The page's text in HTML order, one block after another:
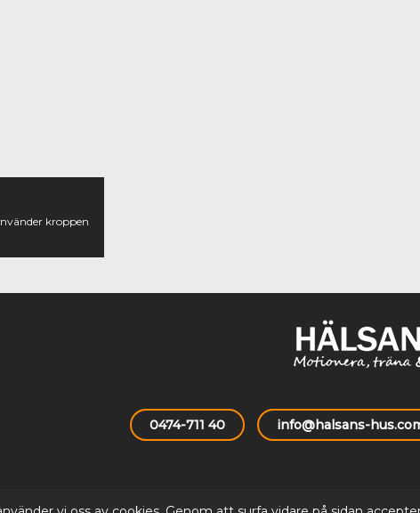
kroppen
0474-711 40 info@halsans-